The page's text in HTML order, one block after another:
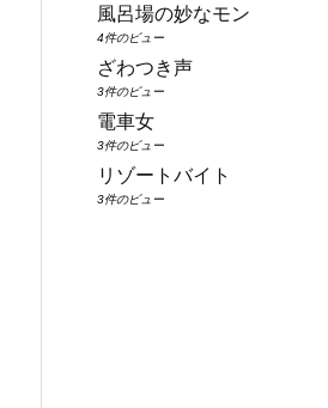
風呂場の妙なモン
4件のビュー
ざわつき声
3件のビュー
電車女
3件のビュー
リゾートバイト
3件のビュー